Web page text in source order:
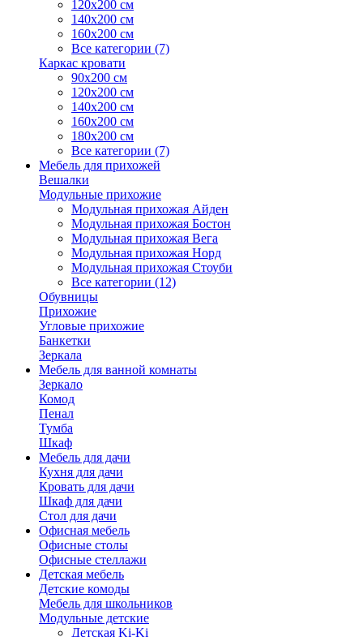
120х200 см
140х200 см
160х200 см
Все категории (7)
Каркас кровати
90х200 см
120х200 см
140х200 см
160х200 см
180х200 см
Все категории (7)
Мебель для прихожей
Вешалки
Модульные прихожие
Модульная прихожая Айден
Модульная прихожая Бостон
Модульная прихожая Вега
Модульная прихожая Норд
Модульная прихожая Стоуби
Все категории (12)
Обувницы
Прихожие
Угловые прихожие
Банкетки
Зеркала
Мебель для ванной комнаты
Зеркало
Комод
Пенал
Тумба
Шкаф
Мебель для дачи
Кухня для дачи
Кровать для дачи
Шкаф для дачи
Стол для дачи
Офисная мебель
Офисные столы
Офисные стеллажи
Детская мебель
Детские комоды
Мебель для школьников
Модульные детские
Детская Ki-Ki